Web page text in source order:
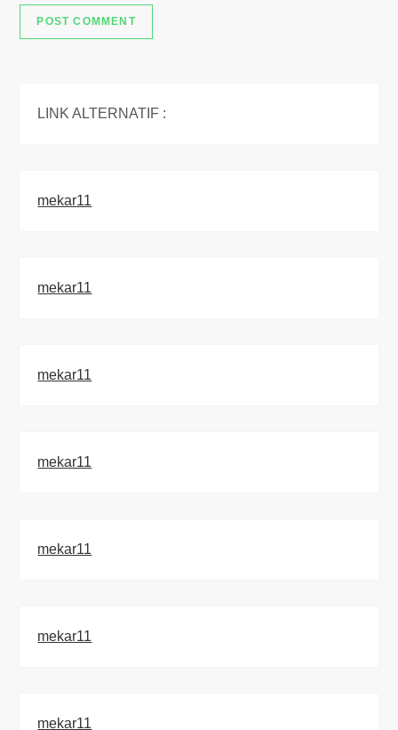
LINK ALTERNATIF :
mekar11
mekar11
mekar11
mekar11
mekar11
mekar11
mekar11